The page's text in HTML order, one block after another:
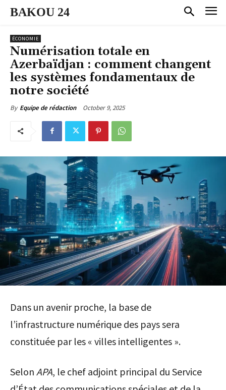
BAKOU 24
ÉCONOMIE
Numérisation totale en
Azerbaïdjan : comment changent
les systèmes fondamentaux de
notre société
By Equipe de rédaction October 9, 2025
Dans un avenir proche, la base de
l’infrastructure numérique des pays sera
constituée par les « villes intelligentes ».
Selon APA, le chef adjoint principal du Service